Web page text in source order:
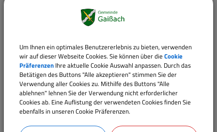
Um Ihnen ein optimales Benutzererlebnis zu bieten, verwenden
wir auf dieser Webseite Cookies. Sie können über die Cookie
Präferenzen Ihre aktuelle Cookie Auswahl anpassen. Durch das
Betätigen des Buttons "Alle akzeptieren" stimmen Sie der
Verwendung aller Cookies zu. Mithilfe des Buttons "Alle
ablehnen" lehnen Sie der Verwendung nicht erforderlicher
Cookies ab. Eine Auflistung der verwendeten Cookies finden Sie
ebenfalls in unseren Cookie Präferenzen.